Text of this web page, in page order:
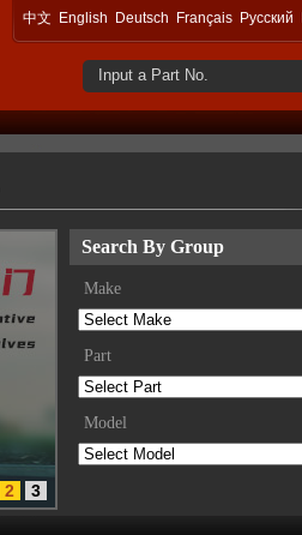
中文 English Deutsch Français Русский
Input a Part No.
2 3
Search By Group
Make
Part
Model